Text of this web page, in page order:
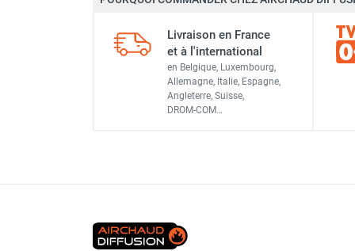
Chauffage mobile au bois
Gaine pour chauffage mobile
Chauffage pour serre et bâtiment
Chauffage FARM au gaz
Rideau d'air chaud encastrable
Rideau d'air eau chaude
Livraison en France
et à l'international
en Belgique, Luxembourg,
Allemagne, Italie, Espagne,
Angleterre, Suisse,
DROM-COM…